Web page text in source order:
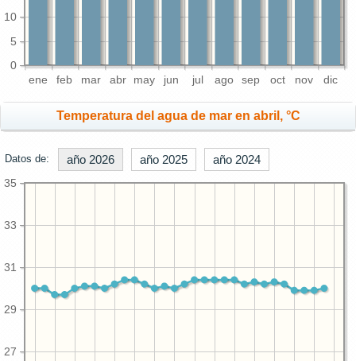
ene feb mar abr may jun jul ago sep oct nov dic
0
5
10
Temperatura del agua de mar en abril, °C
Datos de: año 2026 año 2025 año 2024
27
29
31
33
35